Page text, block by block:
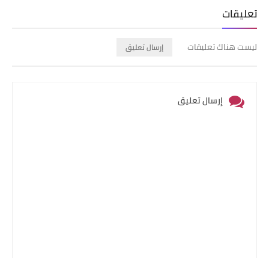
تعليقات
ليست هناك تعليقات إرسال تعليق
إرسال تعليق